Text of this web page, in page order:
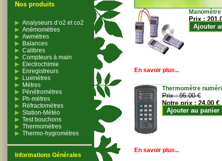
Nos produits
Analyseurs d’o2 et co2
Anémomètres
Awmètres
Balances
Calibres
Compteurs à main
Electrochimie
Enregistreurs
Luxmètres
Mètres
Pénétromètres
Ph-mètres
Réfractomètres
Station-Météo
Test bouchons
Thermomètres
Thermo-hygromètres
Informations Générales
Prix :
Ajouter
En savoir plus...
Thermomètre
Prix :95.00 €
Notre prix :24.00 €
Ajouter au panier
En savoir plus...